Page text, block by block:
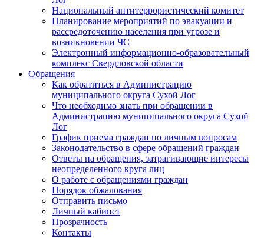
Национальный антитеррористический комитет
Планирование мероприятий по эвакуации и
рассредоточению населения при угрозе и
возникновении ЧС
Электронный информационно-образовательный
комплекс Свердловской области
Обращения
Как обратиться в Администрацию
муниципального округа Сухой Лог
Что необходимо знать при обращении в
Администрацию муниципального округа Сухой
Лог
График приема граждан по личным вопросам
Законодательство в сфере обращений граждан
Ответы на обращения, затрагивающие интересы
неопределенного круга лиц
О работе с обращениями граждан
Порядок обжалования
Отправить письмо
Личный кабинет
Прозрачность
Контакты